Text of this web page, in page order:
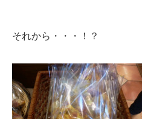
それから・・・！？